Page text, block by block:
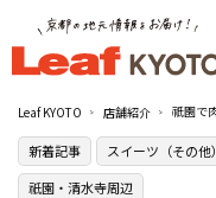
Leaf KYOTO 店舗紹介
新着記事 スイーツ（その他）
祇園・清水寺周辺